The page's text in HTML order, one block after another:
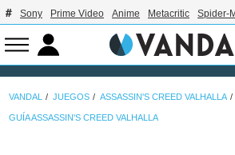
Sony Prime Video Anime Metacritic Spider-
VANDAL JUEGOS ASSASSIN'S CREED VALHALLA
GUÍA ASSASSIN'S CREED VALHALLA